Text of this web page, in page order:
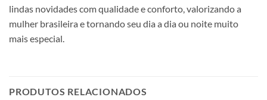
lindas novidades com qualidade e conforto, valorizando a
mulher brasileira e tornando seu dia a dia ou noite muito
mais especial.
PRODUTOS RELACIONADOS